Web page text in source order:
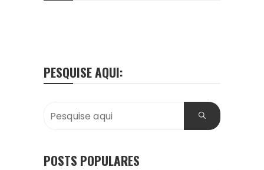
PESQUISE AQUI:
POSTS POPULARES